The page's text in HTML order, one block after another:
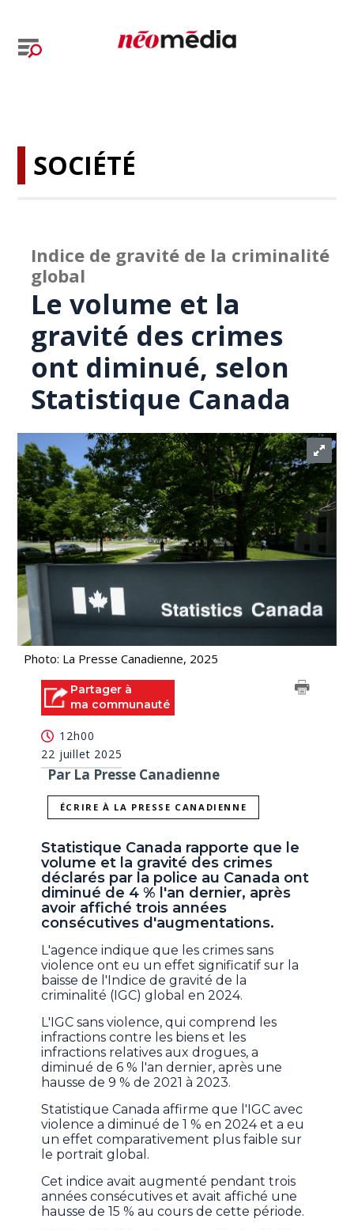
SOCIÉTÉ
Indice de gravité de la criminalité
global
Le volume et la
gravité des crimes
ont diminué, selon
Statistique Canada
Photo: La Presse Canadienne, 2025
Partager à
ma communauté
12h00
22 juillet 2025
Par La Presse Canadienne
ÉCRIRE À LA PRESSE CANADIENNE
Statistique Canada rapporte que le
volume et la gravité des crimes
déclarés par la police au Canada ont
diminué de 4 % l'an dernier, après
avoir affiché trois années
consécutives d'augmentations.
L'agence indique que les crimes sans
violence ont eu un effet significatif sur la
baisse de l'Indice de gravité de la
criminalité (IGC) global en 2024.
L'IGC sans violence, qui comprend les
infractions contre les biens et les
infractions relatives aux drogues, a
diminué de 6 % l'an dernier, après une
hausse de 9 % de 2021 à 2023.
Statistique Canada affirme que l'IGC avec
violence a diminué de 1 % en 2024 et a eu
un effet comparativement plus faible sur
le portrait global.
Cet indice avait augmenté pendant trois
années consécutives et avait affiché une
hausse de 15 % au cours de cette période.